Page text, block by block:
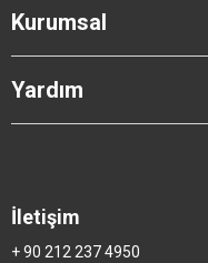
Kurumsal
Yardım
İletişim
+ 90 212 237 4950